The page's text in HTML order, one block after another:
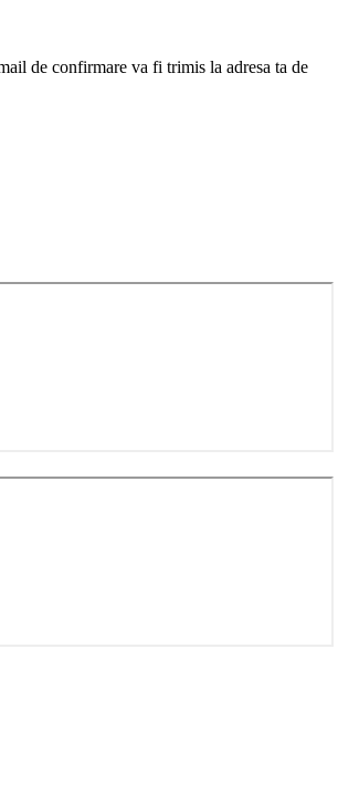
de confirmare va fi trimis la adresa ta de